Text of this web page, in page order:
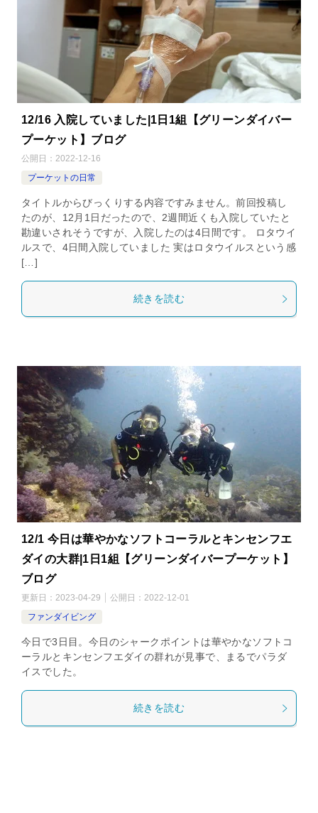
12/16 入院していました|1日1組【グリーンダイバー
プーケット】ブログ
公開日： 2022-12-16
プーケットの日常
タイトルからびっくりする内容ですみません。前回投稿し
たのが、12月1日だったので、2週間近くも入院していたと
勘違いされそうですが、入院したのは4日間です。 ロタウイ
ルスで、4日間入院していました 実はロタウイルスという感
[…]
続きを読む
12/1 今日は華やかなソフトコーラルとキンセンフエ
ダイの大群|1日1組【グリーンダイバープーケット】
ブログ
更新日： 2023-04-29 公開日： 2022-12-01
ファンダイビング
今日で3日目。今日のシャークポイントは華やかなソフトコ
ーラルとキンセンフエダイの群れが見事で、まるでパラダ
イスでした。
続きを読む